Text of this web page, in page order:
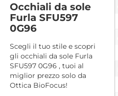
Occhiali da sole
Furla SFU597
0G96
Scegli il tuo stile e scopri
gli occhiali da sole Furla
SFU597 0G96 , tuoi al
miglior prezzo solo da
Ottica BioFocus!